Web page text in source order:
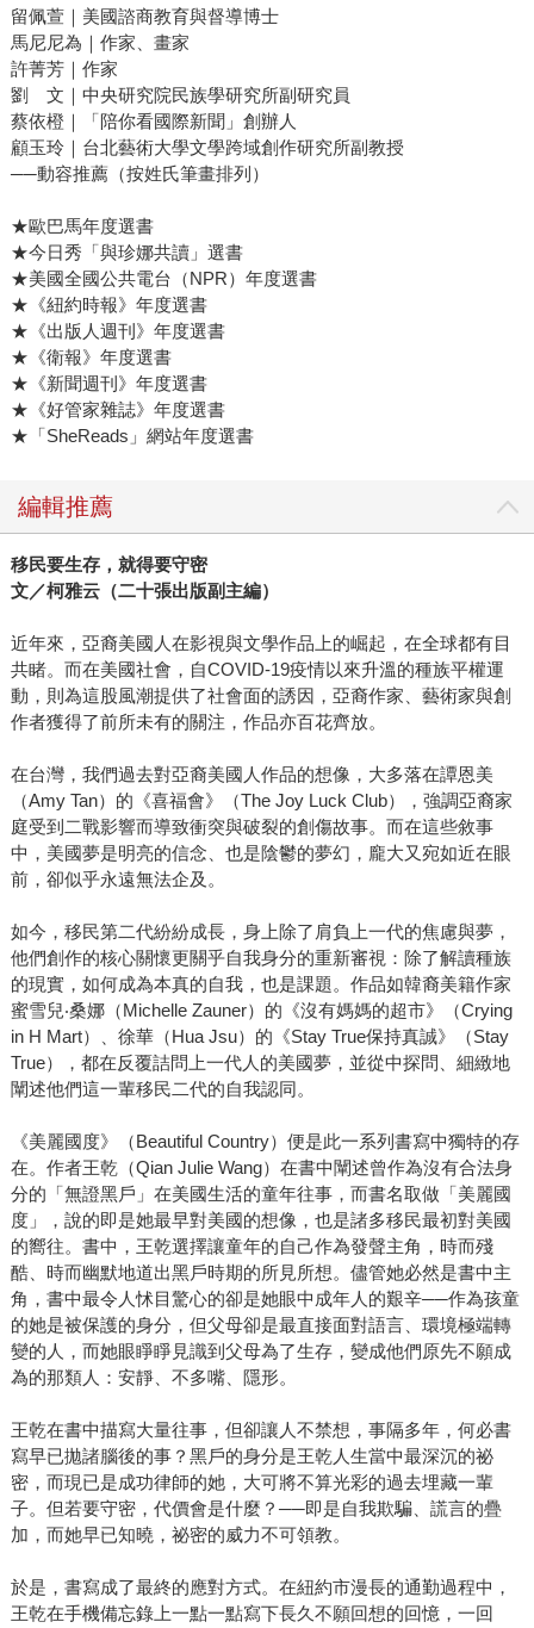
留佩萱｜美國諮商教育與督導博士
馬尼尼為｜作家、畫家
許菁芳｜作家
劉 文｜中央研究院民族學研究所副研究員
蔡依橙｜「陪你看國際新聞」創辦人
顧玉玲｜台北藝術大學文學跨域創作研究所副教授
──動容推薦（按姓氏筆畫排列）
★歐巴馬年度選書
★今日秀「與珍娜共讀」選書
★美國全國公共電台（NPR）年度選書
★《紐約時報》年度選書
★《出版人週刊》年度選書
★《衛報》年度選書
★《新聞週刊》年度選書
★《好管家雜誌》年度選書
★「SheReads」網站年度選書
編輯推薦
移民要生存，就得要守密
文／柯雅云（二十張出版副主編）
近年來，亞裔美國人在影視與文學作品上的崛起，在全球都有目
共睹。而在美國社會，自COVID-19疫情以來升溫的種族平權運
動，則為這股風潮提供了社會面的誘因，亞裔作家、藝術家與創
作者獲得了前所未有的關注，作品亦百花齊放。
在台灣，我們過去對亞裔美國人作品的想像，大多落在譚恩美
（Amy Tan）的《喜福會》（The Joy Luck Club），強調亞裔家
庭受到二戰影響而導致衝突與破裂的創傷故事。而在這些敘事
中，美國夢是明亮的信念、也是陰鬱的夢幻，龐大又宛如近在眼
前，卻似乎永遠無法企及。
如今，移民第二代紛紛成長，身上除了肩負上一代的焦慮與夢，
他們創作的核心關懷更關乎自我身分的重新審視：除了解讀種族
的現實，如何成為本真的自我，也是課題。作品如韓裔美籍作家
蜜雪兒‧桑娜（Michelle Zauner）的《沒有媽媽的超市》（Crying
in H Mart）、徐華（Hua Jsu）的《Stay True保持真誠》（Stay
True），都在反覆詰問上一代人的美國夢，並從中探問、細緻地
闡述他們這一輩移民二代的自我認同。
《美麗國度》（Beautiful Country）便是此一系列書寫中獨特的存
在。作者王乾（Qian Julie Wang）在書中闡述曾作為沒有合法身
分的「無證黑戶」在美國生活的童年往事，而書名取做「美麗國
度」，說的即是她最早對美國的想像，也是諸多移民最初對美國
的嚮往。書中，王乾選擇讓童年的自己作為發聲主角，時而殘
酷、時而幽默地道出黑戶時期的所見所想。儘管她必然是書中主
角，書中最令人怵目驚心的卻是她眼中成年人的艱辛──作為孩童
的她是被保護的身分，但父母卻是最直接面對語言、環境極端轉
變的人，而她眼睜睜見識到父母為了生存，變成他們原先不願成
為的那類人：安靜、不多嘴、隱形。
王乾在書中描寫大量往事，但卻讓人不禁想，事隔多年，何必書
寫早已拋諸腦後的事？黑戶的身分是王乾人生當中最深沉的祕
密，而現已是成功律師的她，大可將不算光彩的過去埋藏一輩
子。但若要守密，代價會是什麼？──即是自我欺騙、謊言的疊
加，而她早已知曉，祕密的威力不可領教。
於是，書寫成了最終的應對方式。在紐約市漫長的通勤過程中，
王乾在手機備忘錄上一點一點寫下長久不願回想的回憶，一回